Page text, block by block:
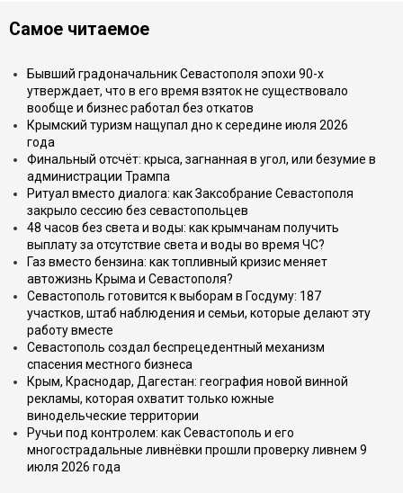
Самое читаемое
Бывший градоначальник Севастополя эпохи 90-х
утверждает, что в его время взяток не существовало
вообще и бизнес работал без откатов
Крымский туризм нащупал дно к середине июля 2026
года
Финальный отсчёт: крыса, загнанная в угол, или безумие в
администрации Трампа
Ритуал вместо диалога: как Заксобрание Севастополя
закрыло сессию без севастопольцев
48 часов без света и воды: как крымчанам получить
выплату за отсутствие света и воды во время ЧС?
Газ вместо бензина: как топливный кризис меняет
автожизнь Крыма и Севастополя?
Севастополь готовится к выборам в Госдуму: 187
участков, штаб наблюдения и семьи, которые делают эту
работу вместе
Севастополь создал беспрецедентный механизм
спасения местного бизнеса
Крым, Краснодар, Дагестан: география новой винной
рекламы, которая охватит только южные
винодельческие территории
Ручьи под контролем: как Севастополь и его
многострадальные ливнёвки прошли проверку ливнем 9
июля 2026 года